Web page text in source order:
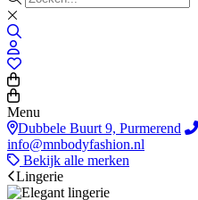
Menu
Dubbele Buurt 9, Purmerend
info@mnbodyfashion.nl
Bekijk alle merken
Lingerie